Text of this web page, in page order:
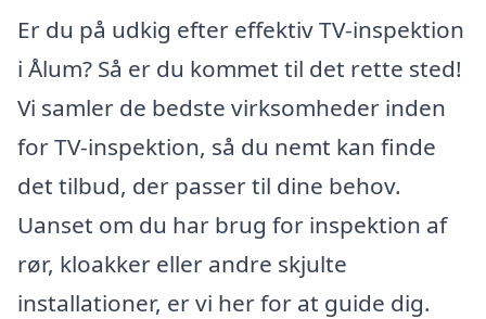
Er du på udkig efter effektiv TV-inspektion
i Ålum? Så er du kommet til det rette sted!
Vi samler de bedste virksomheder inden
for TV-inspektion, så du nemt kan finde
det tilbud, der passer til dine behov.
Uanset om du har brug for inspektion af
rør, kloakker eller andre skjulte
installationer, er vi her for at guide dig.